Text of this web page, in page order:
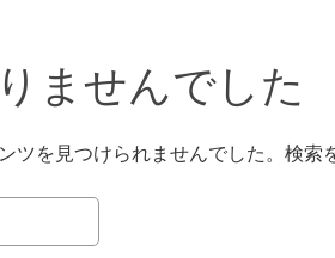
ませんでした
ツを見つけられませんでした。検索